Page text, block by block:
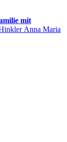
mit
Anna Maria